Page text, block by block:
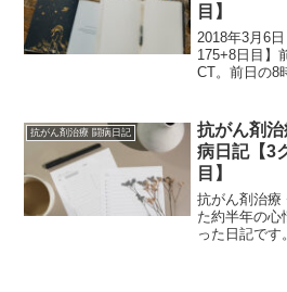
目】
2018年3月6
175+8日目】
CT。前日の8
にある血液が
ドリッ...
抗がん剤治療 闘病日記
抗がん剤
病日記【3
目】
抗がん剤治療
た約半年の心
った日記です